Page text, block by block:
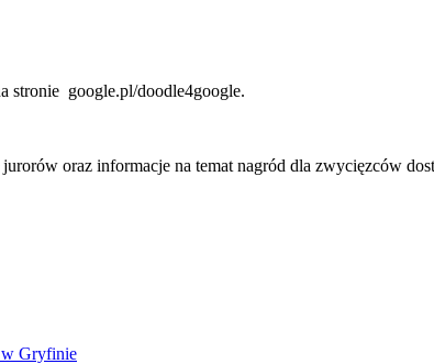
stronie google.pl/doodle4google.
oraz informacje na temat nagród dla zwycięzców
w Gryfinie